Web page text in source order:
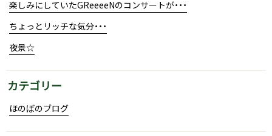
楽しみにしていたGReeeeNのコンサートが・・・
ちょっとリッチな気分・・・
夜景☆
カテゴリー
ほのぼのブログ